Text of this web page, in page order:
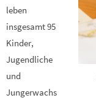
leben
insgesamt 95
Kinder,
Jugendliche
und
Jungerwachs